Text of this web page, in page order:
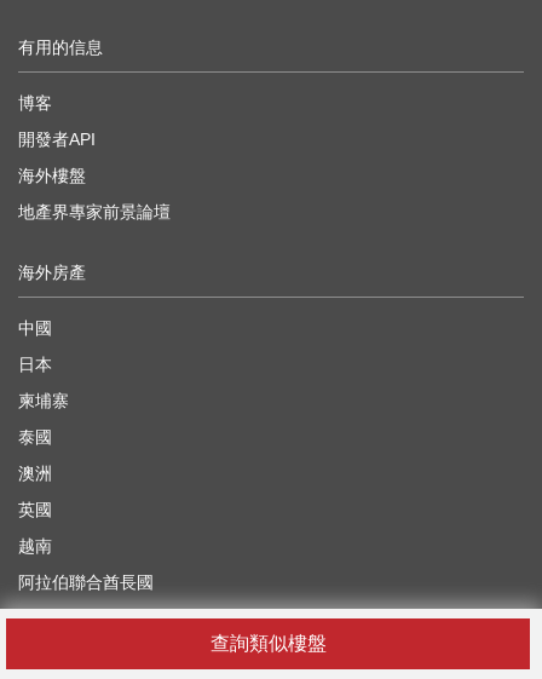
查詢類似樓盤
有用的信息
博客
開發者API
海外樓盤
地產界專家前景論壇
海外房產
中國
日本
柬埔寨
泰國
澳洲
英國
越南
阿拉伯聯合酋長國